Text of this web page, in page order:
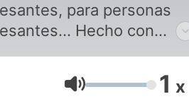
para personas
Hecho con
Volumen 1 x